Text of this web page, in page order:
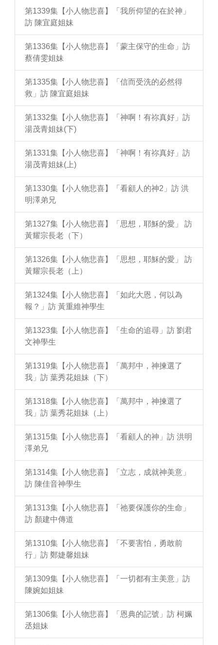
第1339集【小人物悲喜】「我所仰望的在於神」
訪 陳宜庭姐妹
第1336集【小人物悲喜】「蒙主保守的生命」訪
蔡倩雯姐妹
第1335集【小人物悲喜】「信而受洗的必然得
救」訪 陳宜庭姐妹
第1332集【小人物悲喜】「神啊！有祢真好」訪
湯茂青姐妹(下)
第1331集【小人物悲喜】「神啊！有祢真好」訪
湯茂青姐妹(上)
第1330集【小人物悲喜】「看顧人的神2」訪 洪
明澤弟兄
第1327集【小人物悲喜】「思想，耶穌的愛」 訪
黃耀宗長老（下）
第1326集【小人物悲喜】「思想，耶穌的愛」 訪
黃耀宗長老（上）
第1324集【小人物悲喜】「如此大恩，何以為
報？」訪 黃重維神學生
第1323集【小人物悲喜】「生命的追尋」訪 劉君
文神學生
第1319集【小人物悲喜】「萬邦中，神揀選了
我」訪 葉秀花姐妹（下）
第1318集【小人物悲喜】「萬邦中，神揀選了
我」訪 葉秀花姐妹（上）
第1315集【小人物悲喜】「看顧人的神」訪 洪明
澤弟兄
第1314集【小人物悲喜】「立志，成就神美意」
訪 陳佳音神學生
第1313集【小人物悲喜】「祂要保護你的生命」
訪 顏建中傳道
第1310集【小人物悲喜】「不要害怕，勇敢前
行」訪 鄭婕馨姐妹
第1309集【小人物悲喜】「一切都有主美意」訪
陳婉如姐妹
第1306集【小人物悲喜】「恩典的記號」訪 柯姵
丞姐妹